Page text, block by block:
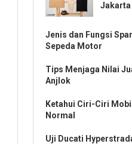
Jakarta
Jenis dan Fungsi
Sepeda Motor
Tips Menjaga Nilai
Anjlok
Ketahui Ciri-Ciri
Normal
Uji Ducati